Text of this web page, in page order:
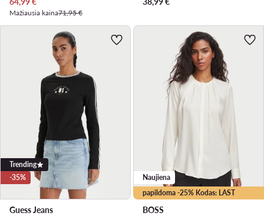
Mažiausia kaina71,95 €
Trending
-35%
Guess Jeans
papildoma -25% Kodas: LAST
Naujiena
BOSS